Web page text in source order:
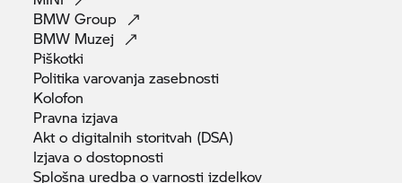
BMWGroup
BMW Muzej
Piškotki
Politika varovanjazasebnosti
Kolofon
Pravnaizjava
Akt o digitalnih storitvah (DSA)
Izjava odostopnosti
Splošna uredba o varnostiizdelkov